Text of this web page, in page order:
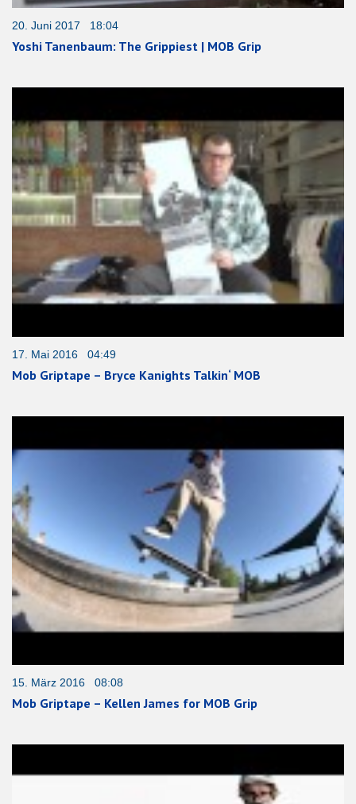
20. Juni 2017 18:04
Yoshi Tanenbaum: The Grippiest | MOB Grip
17. Mai 2016 04:49
Mob Griptape – Bryce Kanights Talkin‘ MOB
15. März 2016 08:08
Mob Griptape – Kellen James for MOB Grip